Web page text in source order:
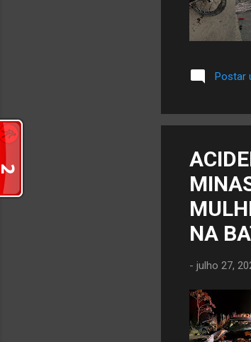
Postar
NA
- julho 27,